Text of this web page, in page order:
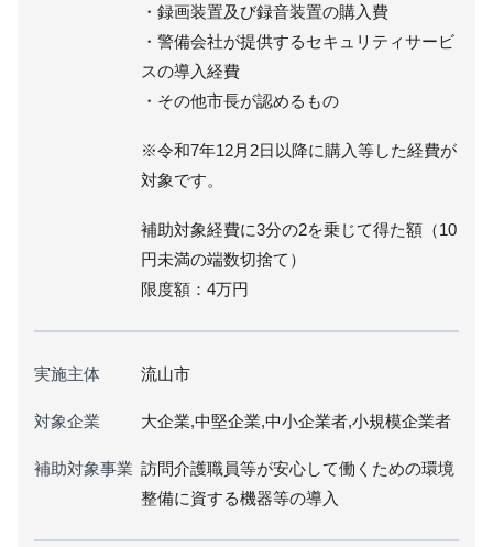
・録画装置及び録音装置の購入費
・警備会社が提供するセキュリティサービ
スの導入経費
・その他市長が認めるもの
※令和7年12月2日以降に購入等した経費が
対象です。
補助対象経費に3分の2を乗じて得た額（10
円未満の端数切捨て）
限度額：4万円
実施主体 流山市
対象企業 大企業,中堅企業,中小企業者,小規模企業者
補助対象事業 訪問介護職員等が安心して働くための環境
整備に資する機器等の導入